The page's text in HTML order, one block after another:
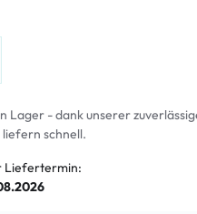
Lager - dank unserer
schnell.
Liefertermin: